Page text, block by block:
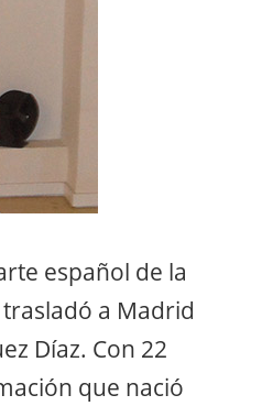
español de la
a Madrid
Díaz. Con 22
que nació